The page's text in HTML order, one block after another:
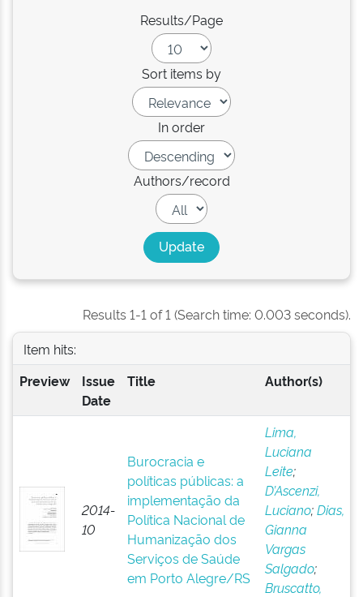
Results/Page
Sort items by
In order
Authors/record
Results 1-1 of 1 (Search time: 0.003 seconds).
Item hits:
Preview
Issue
Date
Title Author(s)
2014-
10
Burocracia e
políticas públicas: a
implementação da
Política Nacional de
Humanização dos
Serviços de Saúde
em Porto Alegre/RS
Lima,
Luciana
Leite;
D’Ascenzi,
Luciano;Dias,
Gianna
Vargas
Salgado;
Bruscatto,